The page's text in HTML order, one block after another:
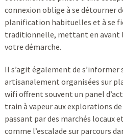
connexion oblige à se détourner
planification habituelles et à se
traditionnelle, mettant en avant
votre démarche.
Il s’agit également de s’informer
artisanalement organisées sur
wifi offrent souvent un panel
train à vapeur aux explorations
passant par des marchés locaux
comme l’escalade sur parcours